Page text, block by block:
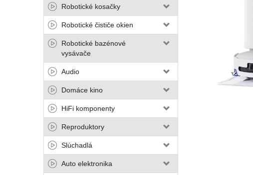
Robotické kosačky
Robotické čističe okien
Robotické bazénové
vysávače
Audio
Domáce kino
HiFi komponenty
Reproduktory
Slúchadlá
Auto elektronika